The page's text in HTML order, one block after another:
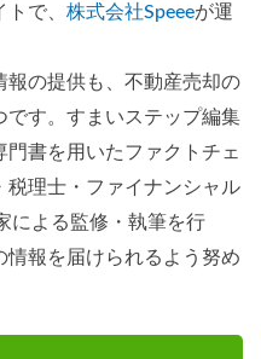
で、 株式会社Speeeが運
報の提供も、不動産売却の
です。すまいステップ編集
書を用いたファクトチェ
税理士・ファイナンシャル
による監修・執筆を行
報を届けられるよう努め